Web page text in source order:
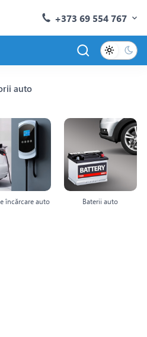
+373 69 554 767
auto
încărcare auto Baterii auto